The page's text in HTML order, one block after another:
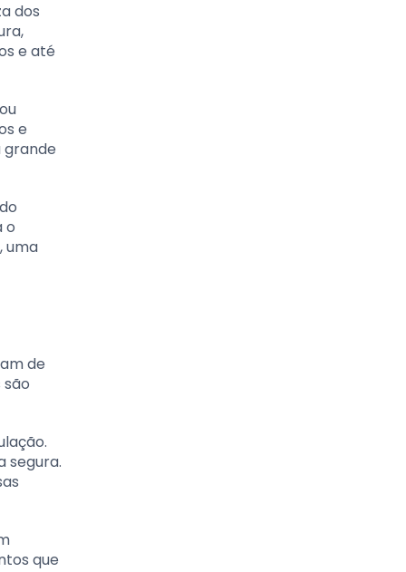
dos
e até
e
grande
o
uma
de
segura.
que